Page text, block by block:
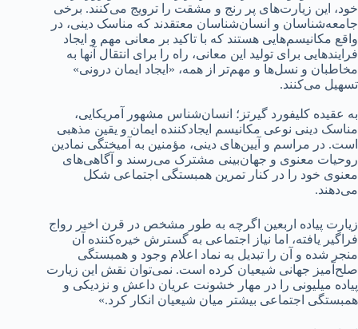
خود، این زیارت‌های پر رنج و مشقت را ترویج می‌کنند. برخی
جامعه‌شناسان و انسان‌شناسان معتقدند که مناسک دینی، در
واقع مکانیسم‌هایی هستند که با تاکید بر معانی مهم و ایجاد
فرایندهایی برای تولید این معانی، راه را برای انتقال آنها به
مخاطبان و نسل‌ها و مهم‌تر از همه، «ایجاد ایمان درونی»
تسهیل می‌کنند.
به عقیده کلیفورد گیرتز؛ انسان‌شناس مشهور آمریکایی،
مناسک دینی نوعی مکانیسم ایجادکننده ایمان و یقین مذهبی
است. در مراسم و آیین‌های دینی، مؤمنین به آمیختگی نمادین
روحیات معنوی و جهان‌بینی مشترک می‌رسند و آگاهی‌های
معنوی خود را در کنار تمرین همبستگی اجتماعی شکل
می‌دهند.
زیارت پیاده اربعین اگرچه به طور مشخص در قرن اخیر رواج
فراگیر یافته، اما نیاز‌ اجتماعی به گسترش خیره‌کننده آن
منجر شده و آن را تبدیل به نماد اعلام وجود و همبستگی
صلح‌آمیز جهانی شیعیان کرده است. نمی‌توان نقش این زیارت
پیاده میلیونی را در مهار خشونت عریان داعش و نزدیکی و
همبستگی اجتماعی بیشتر میان شیعیان انکار کرد.»